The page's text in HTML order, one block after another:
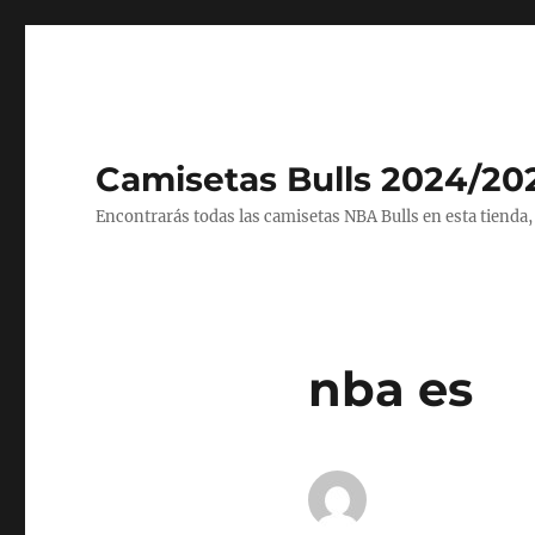
Camisetas Bulls 2024/
Encontrarás todas las camisetas NBA Bulls en esta
nba es